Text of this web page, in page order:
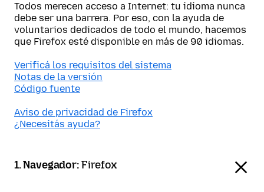
Todos merecen acceso a Internet: tu idioma nunca
debe ser una barrera. Por eso, con la ayuda de
voluntarios dedicados de todo el mundo, hacemos
que Firefox esté disponible en más de 90 idiomas.
Verificá los requisitos del sistema
Notas de la versión
Código fuente
Aviso de privacidad de Firefox
¿Necesitás ayuda?
1. Navegador:Firefox